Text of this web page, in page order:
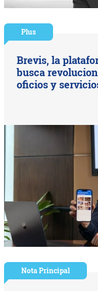
Plus
Brevis, la
busca
oficios y
Nota Principal